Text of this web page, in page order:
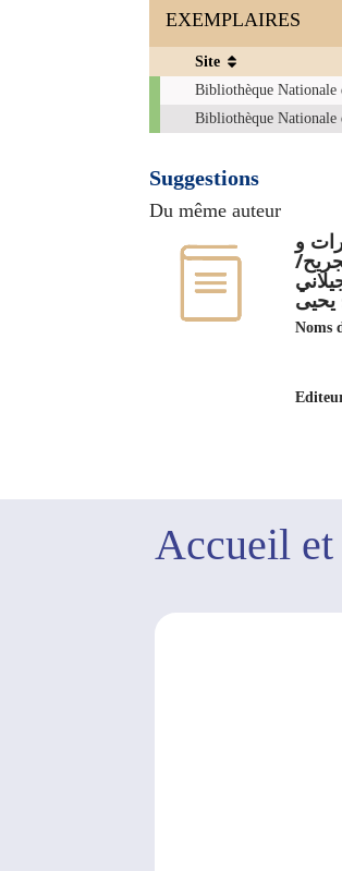
EXEMPLAIRES
Exemplaires
Site
Bibliothèque Nationale
Bibliothèque Nationale
Suggestions
Du même auteur
و
يحيى
Noms
Accueil